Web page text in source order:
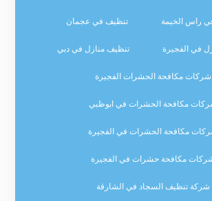
راس الخيمة تنظيف في عجمان
في الفجيرة تنظيف منازل في دبي
شركات مكافحة الحشرات الفجيرة
مكافحة الحشرات في ابوظبي
مكافحة الحشرات في الفجيرة
مكافحة حشرات في الفجيرة
شركة تنظيف السجاد في الشارقة